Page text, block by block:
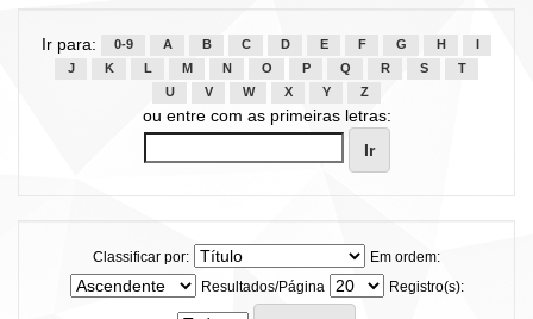
Ir para: 0-9 A B C D E F G H
J
K L M N O P Q R S
T
U
V W X Y Z
ou entre com as primeiras letras:
Classificar por:
Em ordem:
Resultados/Página
Registro(s):